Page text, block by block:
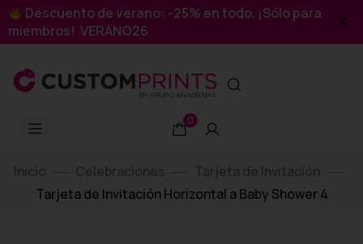
Descuento de verano: -25% en todo. ¡Sólo para
miembros! VERANO26
0
Inicio Celebraciones
Tarjeta de Invitación
Tarjeta de Invitación Horizontal a Baby Shower 4